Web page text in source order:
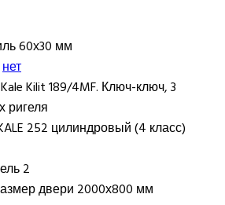
60х30 мм
нет
Kale Kilit 189/4MF. Ключ-ключ, 3
ригеля
252 цилиндровый (4 класс)
2
двери 2000х800 мм